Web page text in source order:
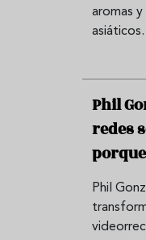
aromas
asiáticos.
Phil
redes
Phil